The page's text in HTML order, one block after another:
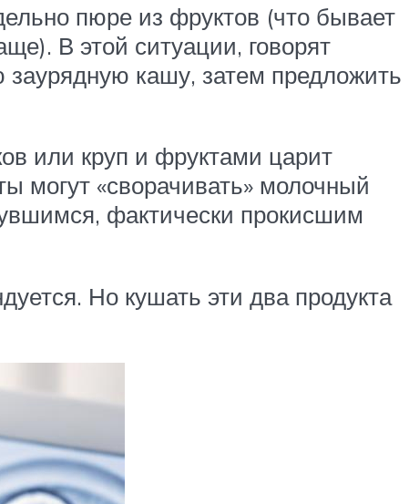
пюре из фруктов (что бывает
В этой ситуации, говорят
кашу, затем предложить
или круп и фруктами царит
могут «сворачивать» молочный
фактически прокисшим
Но кушать эти два продукта